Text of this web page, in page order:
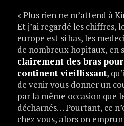
« Plus rien ne m’attend à
Et j’ai regardé les chiffres,
europe est si bas, les
de nombreux hopitaux, en
clairement des bras
continent vieillissant,
de venir vous donner un
par la même occasion que
décharnés… Pourtant, ce
chez vous, alors on